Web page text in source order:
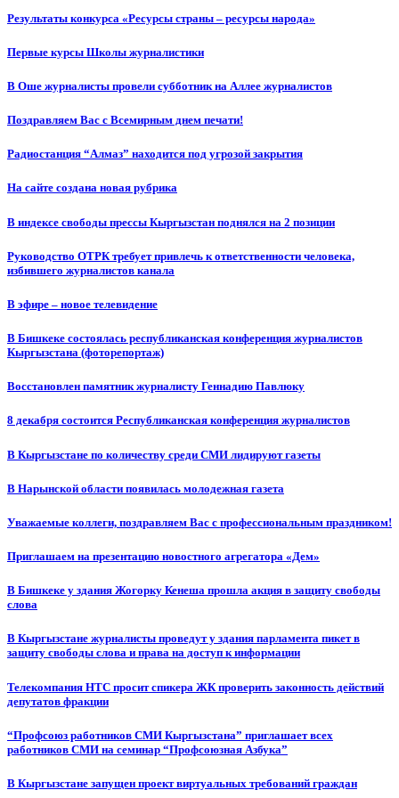
Результаты конкурса «Ресурсы страны – ресурсы народа»
Первые курсы Школы журналистики
В Оше журналисты провели субботник на Аллее журналистов
Поздравляем Вас с Всемирным днем печати!
Радиостанция “Алмаз” находится под угрозой закрытия
На сайте создана новая рубрика
В индексе свободы прессы Кыргызстан поднялся на 2 позиции
Руководство ОТРК требует привлечь к ответственности человека,
избившего журналистов канала
В эфире – новое телевидение
В Бишкеке состоялась республиканская конференция журналистов
Кыргызстана (фоторепортаж)
Восстановлен памятник журналисту Геннадию Павлюку
8 декабря состоится Республиканская конференция журналистов
В Кыргызстане по количеству среди СМИ лидируют газеты
В Нарынской области появилась молодежная газета
Уважаемые коллеги, поздравляем Вас с профессиональным праздником!
Приглашаем на презентацию новостного агрегатора «Дем»
В Бишкеке у здания Жогорку Кенеша прошла акция в защиту свободы
слова
В Кыргызстане журналисты проведут у здания парламента пикет в
защиту свободы слова и права на доступ к информации
Телекомпания НТС просит спикера ЖК проверить законность действий
депутатов фракции
“Профсоюз работников СМИ Кыргызстана” приглашает всех
работников СМИ на семинар “Профсоюзная Азбука”
В Кыргызстане запущен проект виртуальных требований граждан